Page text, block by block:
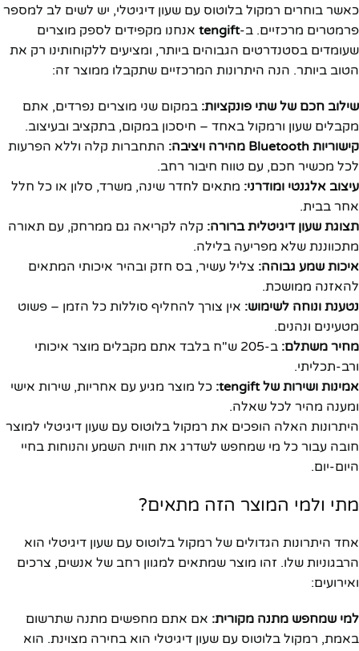
כאשר בוחרים רמקול בלוטוס עם שעון דיגיטלי, יש לשים לב למספר
פרמטרים מרכזיים. ב-tengift אנחנו מקפידים לספק מוצרים
שעומדים בסטנדרטים הגבוהים ביותר, ומציעים ללקוחותינו רק את
הטוב ביותר. הנה היתרונות המרכזיים שתקבלו ממוצר זה:
שילוב חכם של שתי פונקציות: במקום שני מוצרים נפרדים, אתם
מקבלים שעון ורמקול באחד – חיסכון במקום, בתקציב ובעיצוב.
קישוריות Bluetooth מהירה ויציבה:
התחברות קלה וללא הפרעות
לכל מכשיר חכם, עם טווח חיבור רחב.
עיצוב אלגנטי ומודרני: מתאים לחדר שינה, משרד, סלון או כל חלל
אחר בבית.
תצוגת שעון דיגיטלית ברורה: קלה לקריאה גם ממרחק, עם תאורה
מתכווננת שלא מפריעה בלילה.
איכות שמע גבוהה: צליל עשיר, בס חזק ובהיר איכותי המתאים
להאזנה ממושכת.
נטענת ונוחה לשימוש: אין צורך להחליף סוללות כל הזמן – פשוט
מטעינים ונהנים.
מחיר משתלם:
ב-205 ש"ח בלבד אתם מקבלים מוצר איכותי
ורב-תכליתי.
אמינות ושירות של tengift:
כל מוצר מגיע עם אחריות, שירות אישי
ומענה מהיר לכל שאלה.
היתרונות האלה הופכים את רמקול בלוטוס עם שעון דיגיטלי למוצר
חובה עבור כל מי שמחפש לשדרג את חווית השמע והנוחות בחיי
היום-יום.
מתי ולמי המוצר הזה מתאים?
אחד היתרונות הגדולים של רמקול בלוטוס עם שעון דיגיטלי הוא
הרבגוניות שלו. זהו מוצר שמתאים למגוון רחב של אנשים, צרכים
ואירועים:
למי שמחפש מתנה מקורית: אם אתם מחפשים מתנה שתרשום
באמת, רמקול בלוטוס עם שעון דיגיטלי הוא בחירה מצוינת. הוא